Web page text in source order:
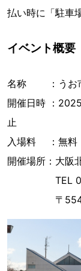
払い時に「駐車
イベント概要
名称 ：うお市
開催日時 ：
止
入場料 ：無料
開催場所：大阪
TEL 06-
〒554-